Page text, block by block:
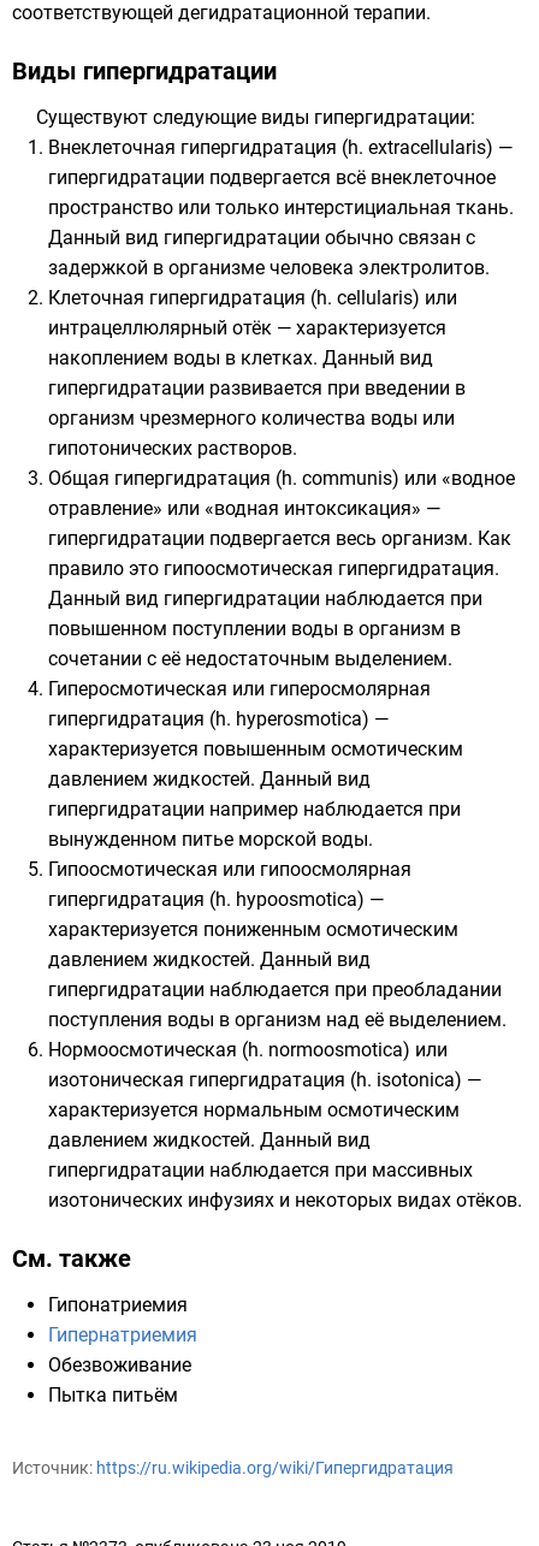
соответствующей дегидратационной терапии.
Виды гипергидратации
Существуют следующие виды гипергидратации:
Внеклеточная гипергидратация (h. extracellularis) —
гипергидратации подвергается всё внеклеточное
пространство или только интерстициальная ткань.
Данный вид гипергидратации обычно связан с
задержкой в организме человека электролитов.
Клеточная гипергидратация (h. cellularis) или
интрацеллюлярный отёк — характеризуется
накоплением воды в клетках. Данный вид
гипергидратации развивается при введении в
организм чрезмерного количества воды или
гипотонических растворов.
Общая гипергидратация (h. communis) или «водное
отравление» или «водная интоксикация» —
гипергидратации подвергается весь организм. Как
правило это гипоосмотическая гипергидратация.
Данный вид гипергидратации наблюдается при
повышенном поступлении воды в организм в
сочетании с её недостаточным выделением.
Гиперосмотическая или гиперосмолярная
гипергидратация (h. hyperosmotica) —
характеризуется повышенным осмотическим
давлением жидкостей. Данный вид
гипергидратации например наблюдается при
вынужденном питье морской воды.
Гипоосмотическая или гипоосмолярная
гипергидратация (h. hypoosmotica) —
характеризуется пониженным осмотическим
давлением жидкостей. Данный вид
гипергидратации наблюдается при преобладании
поступления воды в организм над её выделением.
Нормоосмотическая (h. normoosmotica) или
изотоническая гипергидратация (h. isotonica) —
характеризуется нормальным осмотическим
давлением жидкостей. Данный вид
гипергидратации наблюдается при массивных
изотонических инфузиях и некоторых видах отёков.
См. также
Гипонатриемия
Гипернатриемия
Обезвоживание
Пытка питьём
Источник: https://ru.wikipedia.org/wiki/Гипергидратация